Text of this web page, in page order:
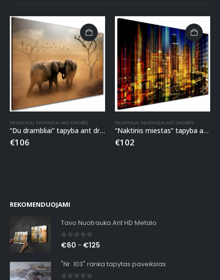
PAVEIKSLAI, PAVEIKSLAI ANT DROBĖS
“Du drambliai” tapyba ant drobės
€106
PAVEIKSLAI, PAVEIKSLAI ANT DROBĖS
“Naktinis miestas” tapyba ant drobės
€102
REKOMENDUOJAMI
Tavo Nuotrauka Ant HD Metalo
0out of 5
€60 – €125
"Nr. 103" ranka tapytas paveikslas